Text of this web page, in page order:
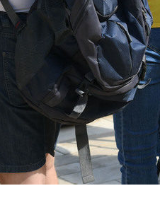
Ильсур Метшин о
Центра спорта «Физра»:
хочется прийти после
заняться спортом»
29/07/2026